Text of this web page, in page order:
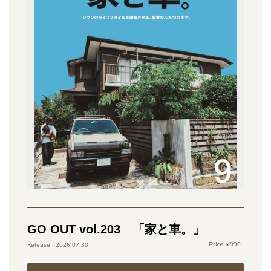
GO OUT vol.203 「家と車。」
2026.07.30 990